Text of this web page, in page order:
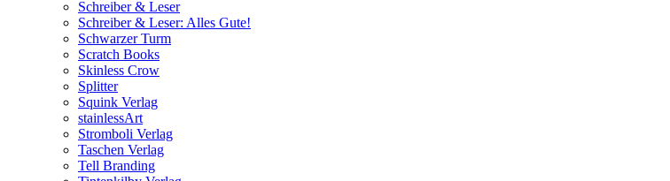
Schreiber & Leser
Schreiber & Leser: Alles Gute!
Schwarzer Turm
Scratch Books
Skinless Crow
Splitter
Squink Verlag
stainlessArt
Stromboli Verlag
Taschen Verlag
Tell Branding